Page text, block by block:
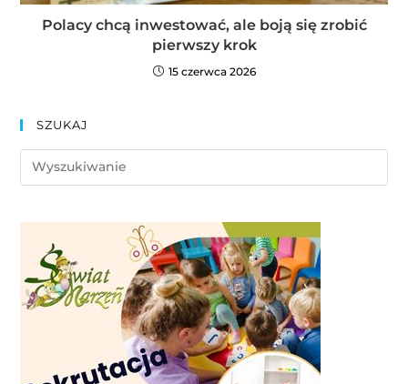
Polacy chcą inwestować, ale boją się zrobić
pierwszy krok
15 czerwca 2026
SZUKAJ